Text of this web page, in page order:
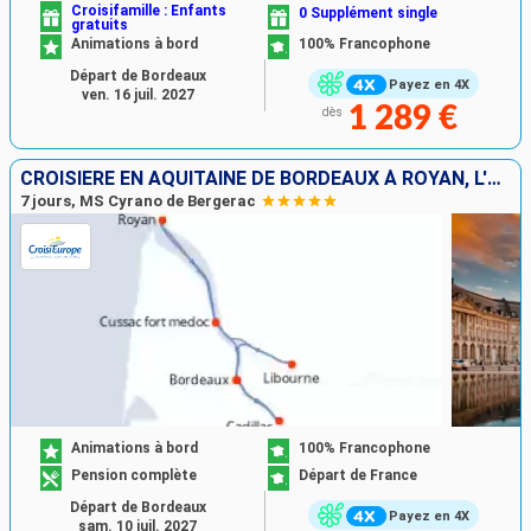
Payez en 4X
Croisifamille : Enfants
gratuits
0 Supplément single
Animations à bord
100% Francophone
dès 1 289 €
Départ de Bordeaux
ven. 16 juil. 2027
CROISIÈRE EN AQUITAINE DE BORDEAUX À ROYAN, L'ESTUAIRE DE LA GIRONDE, LA GARONNE ET LA DORDOGNE (FORMULE PORT-PORT)
7 jours, MS Cyrano de Bergerac
Payez en 4X
Animations à bord
100% Francophone
Pension complète
Départ de France
Départ de Bordeaux
sam. 10 juil. 2027